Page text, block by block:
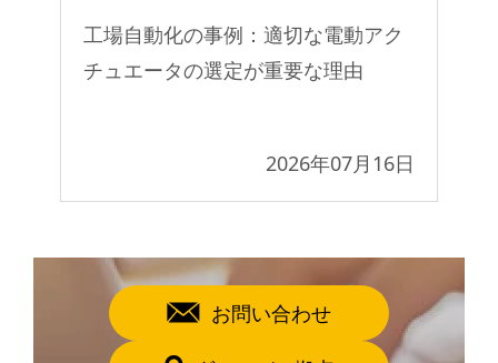
工場自動化の事例：適切な電動アク
チュエータの選定が重要な理由
2026年07月16日
お問い合わせ